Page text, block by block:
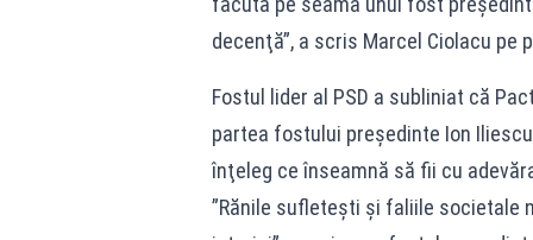
decenţă”, a scris Marcel Ciolacu pe
Fostul lider al PSD a subliniat că
partea fostului preşedinte Ion
înţeleg ce înseamnă să fii cu
”Rănile sufleteşti şi faliile societale